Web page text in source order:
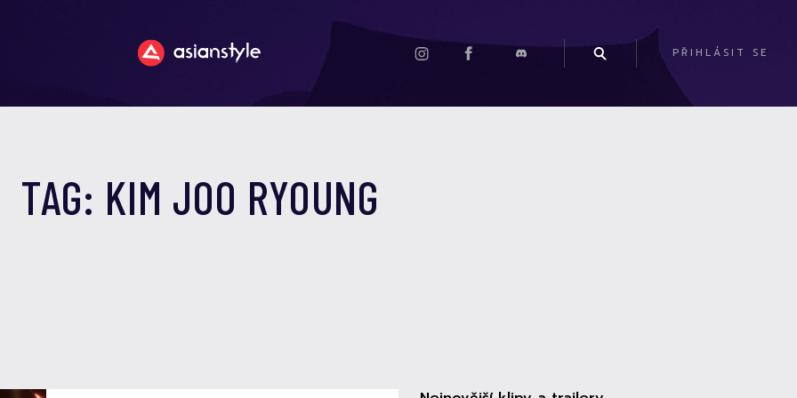
PŘIHLÁSIT SE
TAG: KIM JOO RYOUNG